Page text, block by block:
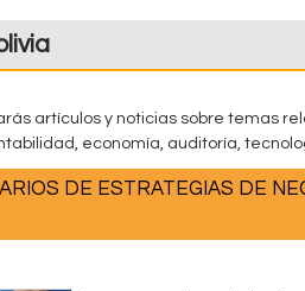
artículos y noticias sobre temas
economía, auditoría,
DE ESTRATEGIAS DE